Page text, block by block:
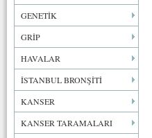
GENETİK
GRİP
HAVALAR
İSTANBUL BRONŞİTİ
KANSER
KANSER TARAMALARI